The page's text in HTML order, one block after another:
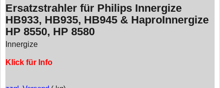
Ersatzstrahler für Philips Innergize
HB933, HB935, HB945 & HaproInnergize
HP 8550, HP 8580
Innergize
Klick für Info